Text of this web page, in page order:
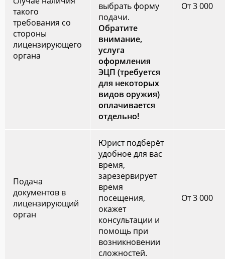
такого
требования со
стороны
лицензирующего
органа
выбрать форму
подачи.
Обратите
внимание,
услуга
оформления
ЭЦП (требуется
для некоторых
видов оружия)
оплачивается
отдельно!
От 3 000
Подача
документов в
лицензирующий
орган
Юрист подберёт
удобное для вас
время,
зарезервирует
время
посещения,
окажет
консультации и
помощь при
возникновении
сложностей.
От 3 000